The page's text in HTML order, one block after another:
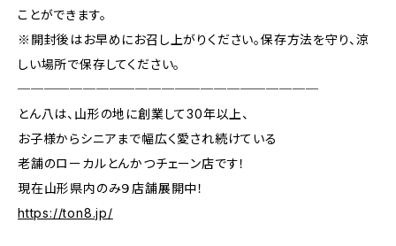
ことができます。
※開封後はお早めにお召し上がりください。保存方法を守り、涼
しい場所で保存してください。
───────────────────────
とん八は、山形の地に創業して30年以上、
お子様からシニアまで幅広く愛され続けている
老舗のローカルとんかつチェーン店です！
現在山形県内のみ９店舗展開中！
https://ton8.jp/